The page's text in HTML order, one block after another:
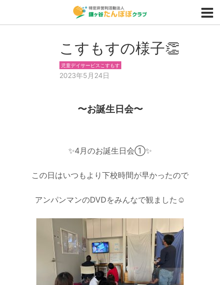
こすもすの様子👏
児童デイサービスこすもす
2023年5月24日
〜お誕生日会〜
✨4月のお誕生日会①✨
この日はいつもより下校時間が早かったので
アンパンマンのDVDをみんなで観ました☺️